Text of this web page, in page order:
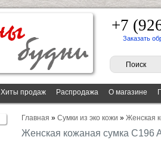
+7
Заказать
Хиты продаж Распродажа О магазине
Главная » Сумки из эко кожи » Женская
Женская кожаная сумка C196